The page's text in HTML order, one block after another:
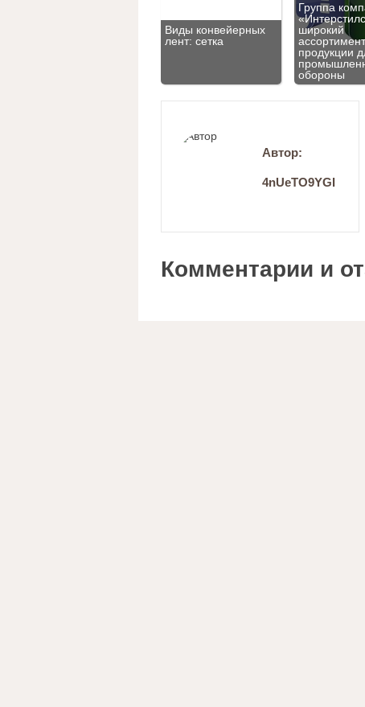
Виды конвейерных
лент: сетка
Группа
широкий
ассортимент
продукции
обороны
Автор:
4nUeTO9YGI
Комментарии и